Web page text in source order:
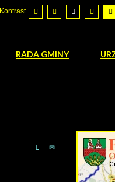
Kontrast
RADA GMINY